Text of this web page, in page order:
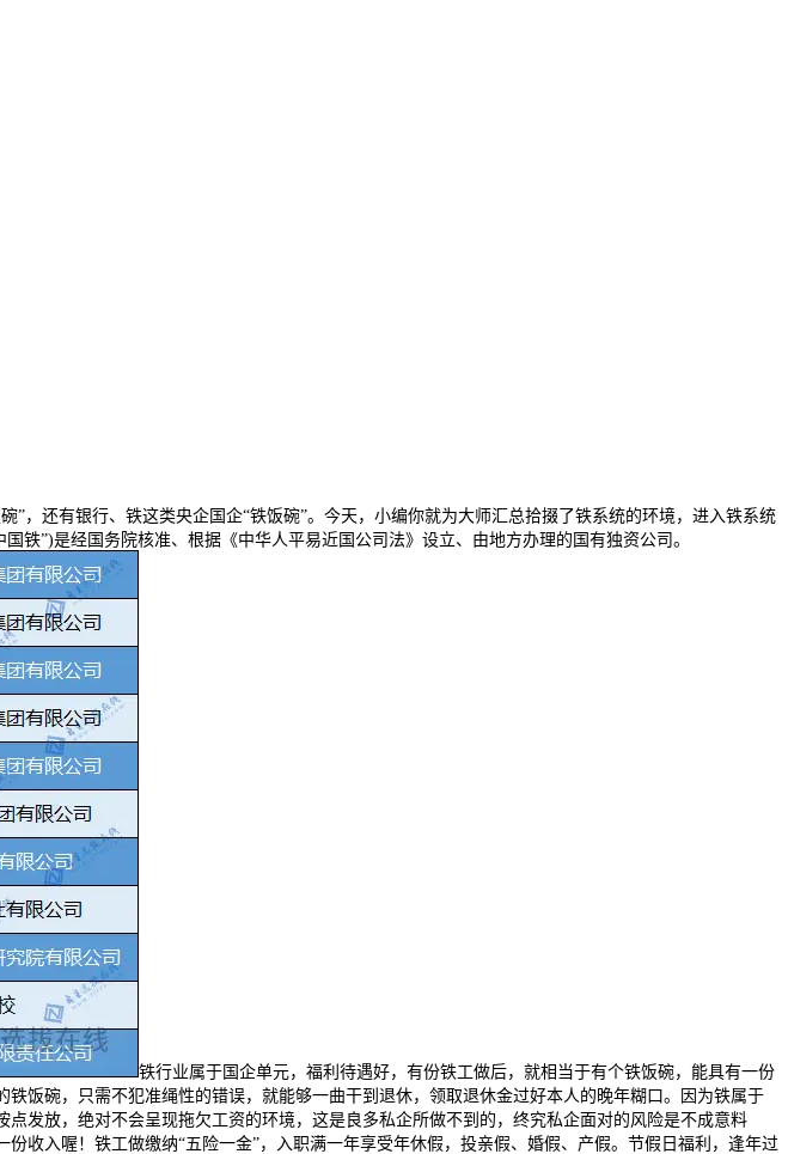
还有银行、铁这类央企国企“铁饭碗”。今天，小编你就为大师汇总拾掇了铁系统的环境，进入铁系统
铁”)是经国务院核准、根据《中华人平易近国公司法》设立、由地方办理的国有独资公司。
铁行业属于国企单元，福利待遇好，有份铁工做后，就相当于有个铁饭碗，能具有一份
饭碗，只需不犯准绳性的错误，就能够一曲干到退休，领取退休金过好本人的晚年糊口。因为铁属于
发放，绝对不会呈现拖欠工资的环境，这是良多私企所做不到的，终究私企面对的风险是不成意料
收入喔！铁工做缴纳“五险一金”，入职满一年享受年休假，投亲假、婚假、产假。节假日福利，逢年过